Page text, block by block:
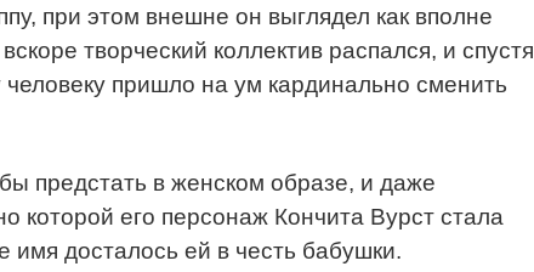
при этом внешне он выглядел как вполне
творческий коллектив распался, и спустя
пришло на ум кардинально сменить
предстать в женском образе, и даже
которой его персонаж Кончита Вурст стала
имя досталось ей в честь бабушки.